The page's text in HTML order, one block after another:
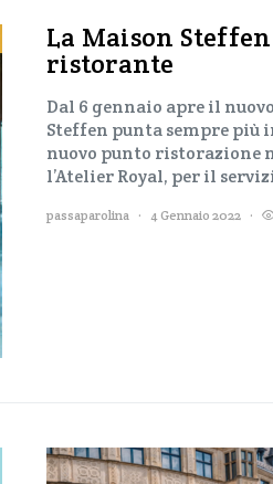
La Maison
ristorante
Dal 6 gennaio apre il
Steffen punta sempre
nuovo punto ristorazione
l’Atelier Royal, per il
passaparolina 4 Gennaio 2022